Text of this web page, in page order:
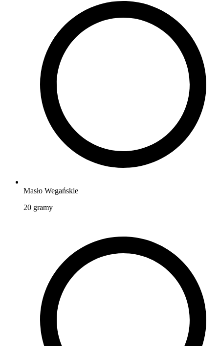
Masło Wegańskie
20 gramy